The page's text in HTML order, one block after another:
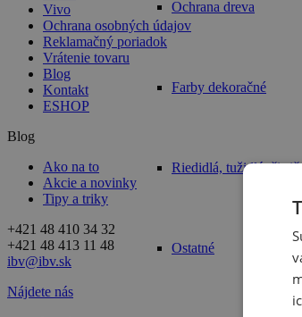
Ochrana dreva
Farby dekoračné
Riedidlá, tužidlá,
Ostatné
Vivo
Ochrana osobných údajov
Reklamačný poriadok
Vrátenie tovaru
Blog
Kontakt
ESHOP
Blog
Ako na to
Akcie a novinky
Tipy a triky
+421 48 410 34 32
+421 48 413 11 48
ibv@ibv.sk
Nájdete nás